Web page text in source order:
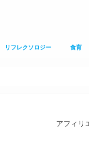
リフレクソロジー 食育
アフィリ